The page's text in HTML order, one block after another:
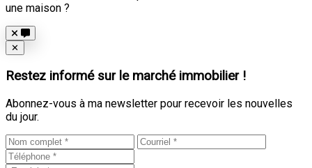
une maison ?
Close
✕
Restez informé sur le marché immobilier !
Abonnez-vous à ma newsletter pour recevoir les nouvelles
du jour.